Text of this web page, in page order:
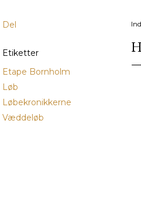
Del
Etiketter
Etape Bornholm
Løb
Løbekronikkerne
Væddeløb